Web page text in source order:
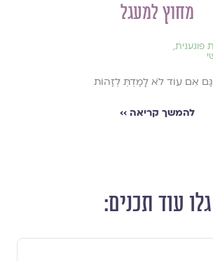
מחוץ למעגל
,
אִם עוֹד לֹא לָמַדְתְּ לְזַהוֹת
להמשך קריאה ››
גלו עוד תכנים: